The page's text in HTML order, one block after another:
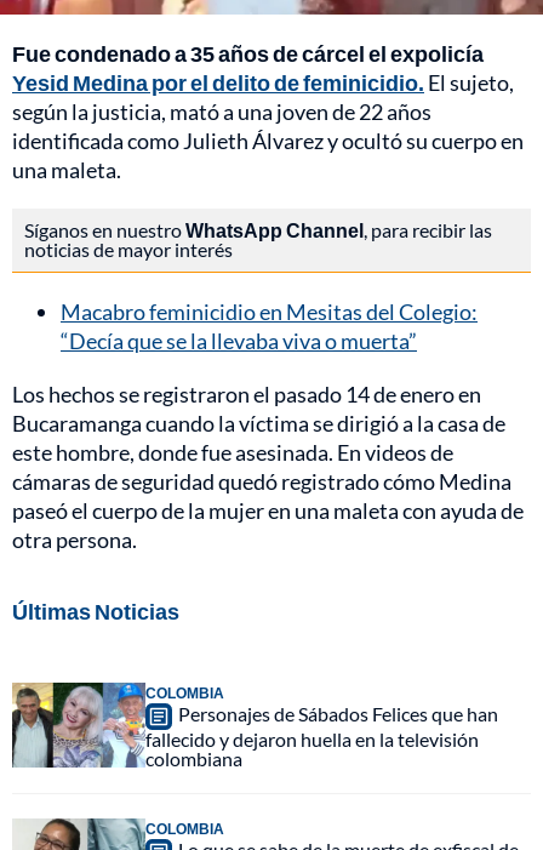
Fue condenado a 35 años de cárcel el expolicía
Yesid Medina por el delito de feminicidio. El sujeto,
según la justicia, mató a una joven de 22 años
identificada como Julieth Álvarez y ocultó su cuerpo en
una maleta.
Síganos en nuestroWhatsApp Channel , para recibir las
noticias de mayor interés
Macabro feminicidio en Mesitas del Colegio:
“Decía que se la llevaba viva o muerta”
Los hechos se registraron el pasado 14 de enero en
Bucaramanga cuando la víctima se dirigió a la casa de
este hombre, donde fue asesinada. En videos de
cámaras de seguridad quedó registrado cómo Medina
paseó el cuerpo de la mujer en una maleta con ayuda de
otra persona.
Últimas Noticias
COLOMBIA
Personajes de Sábados Felices que han
fallecido y dejaron huella en la televisión
colombiana
COLOMBIA